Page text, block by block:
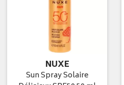
NUXE
Sun Spray Solaire